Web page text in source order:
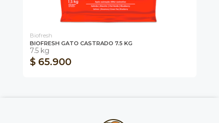
Biofresh
BIOFRESH GATO CASTRADO 7.5 KG
7.5 kg
$ 65.900